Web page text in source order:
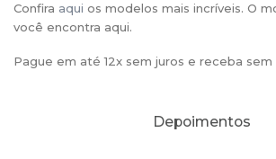
Confira aqui os modelos mais incríveis. O
você encontra aqui.
Pague em até 12x sem juros e receba sem
Depoimentos